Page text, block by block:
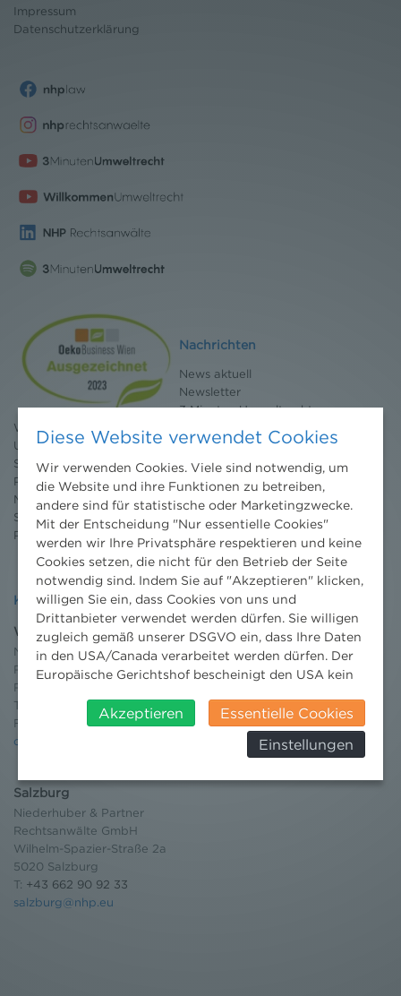
Impressum
Datenschutzerklärung
Nachrichten
News aktuell
Newsletter
3 Minuten Umweltrecht
Willkommen Umweltrecht
Umweltrechtsblog
Seminare
Publikationen
Moot Court
Stipendium
Pressebereich
Kontakt
Wien
Niederhuber & Partner
Rechtsanwälte GmbH
Reisnerstraße 53, 1030 Wien
T:
+43 1 513 21 24-0
F: +43 1 513 21 24-300
office@nhp.eu
Salzburg
Niederhuber & Partner
Rechtsanwälte GmbH
Wilhelm-Spazier-Straße 2a
5020 Salzburg
T: +43 662 90 92 33
salzburg@nhp.eu
Diese Website verwendet Cookies
Wir verwenden Cookies. Viele sind notwendig, um
die Website und ihre Funktionen zu betreiben,
andere sind für statistische oder Marketingzwecke.
Mit der Entscheidung "Nur essentielle Cookies"
werden wir Ihre Privatsphäre respektieren und keine
Cookies setzen, die nicht für den Betrieb der Seite
notwendig sind. Indem Sie auf "Akzeptieren" klicken,
willigen Sie ein, dass Cookies von uns und
Drittanbieter verwendet werden dürfen. Sie willigen
zugleich gemäß unserer DSGVO ein, dass Ihre Daten
in den USA/Canada verarbeitet werden dürfen. Der
Europäische Gerichtshof bescheinigt den USA kein
insbesondere das Risiko, dass ihre Daten durch US-
Behörden, zu Kontroll- und zu
Überwachungszwecken, verarbeitet werden und
werden können. Zudem finden Sie am
Bildschirmrand ein Cookie-Icon wo Sie jederzeit Ihre
Einwilligung widerrufen und Widerspruch ausüben.
Weitere Infomationen finden Sie hier:
Datenschutzerklärung
Akzeptieren
Essentielle Cookies
Einstellungen